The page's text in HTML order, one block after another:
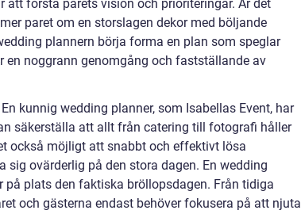
att förstå parets vision och prioriteringar. Är det
paret om en storslagen dekor med böljande
plannern börja forma en plan som speglar
noggrann genomgång och fastställande av
kunnig wedding planner, som Isabellas Event, har
säkerställa att allt från catering till fotografi håller
också möjligt att snabbt och effektivt lösa
ovärderlig på den stora dagen. En wedding
plats den faktiska bröllopsdagen. Från tidiga
och gästerna endast behöver fokusera på att njuta